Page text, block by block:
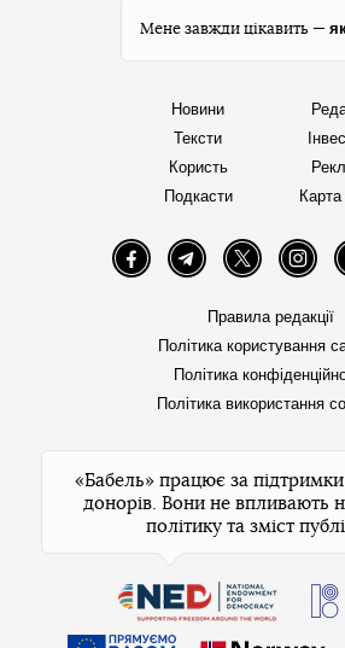
Мене завжди цікавить —
Новини
Тексти
Користь
Подкасти
FacebookTelegramTwitter
Правила редакції
Політика користування
Політика
Політика використання
«Бабель» працює за
донорів. Вони не впливають
політику та зміст